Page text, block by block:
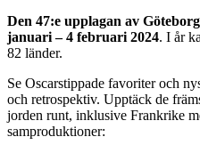
Den 47:e upplagan av
januari – 4 februari 2024. I år
82 länder.
Se Oscarstippade favoriter och
och retrospektiv. Upptäck de
jorden runt, inklusive Frankrike
samproduktioner: